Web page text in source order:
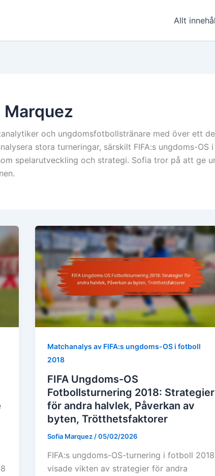
Allt
och ungdomsfotbollstränare med över ett
stora turneringar, särskilt FIFA:s ungdoms-
spelarutveckling och strategi. Sofia tror på att ge
Matchanalys av FIFA:s ungdoms-OS i fotboll
2018
FIFA Ungdoms-OS
Fotbollsturnering 2018: Strategier
för andra halvlek, Påverkan av
byten, Trötthetsfaktorer
Sofia Marquez /05/02/2026
FIFA:s ungdoms-OS-turnering i fotboll 2018
visade vikten av strategier för andra